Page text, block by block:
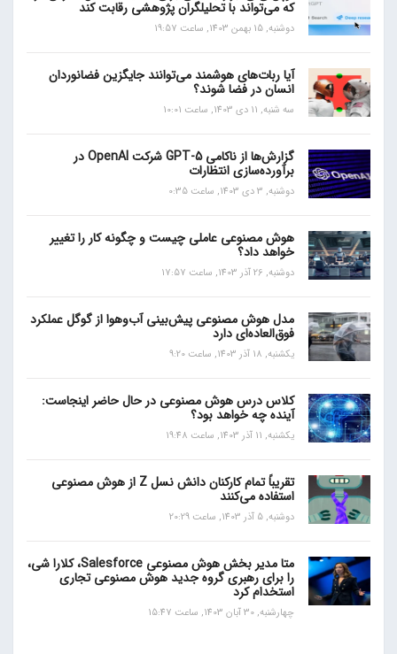
که می‌تواند با تحلیلگران پژوهشی رقابت کند
دوشنبه, 15 بهمن 1403, ساعت 19:57
آیا ربات‌های هوشمند می‌توانند جایگزین فضانوردان
انسان در فضا شوند؟
سه شنبه, 11 دی 1403, ساعت 10:01
گزارش‌ها از ناکامی GPT-5 شرکت OpenAI در
برآورده‌سازی انتظارات
دوشنبه, 3 دی 1403, ساعت 0:35
هوش مصنوعی عاملی چیست و چگونه کار را تغییر
خواهد داد؟
دوشنبه, 26 آذر 1403, ساعت 17:57
مدل هوش مصنوعی پیش‌بینی آب‌و‌هوا از گوگل عملکرد
فوق‌العاده‌ای دارد
یکشنبه, 18 آذر 1403, ساعت 9:20
کلاس درس هوش مصنوعی در حال حاضر اینجاست:
آینده چه خواهد بود؟
یکشنبه, 11 آذر 1403, ساعت 19:48
تقریباً تمام کارکنان دانش نسل Z از هوش مصنوعی
استفاده می‌کنند
دوشنبه, 5 آذر 1403, ساعت 20:29
متا مدیر بخش هوش مصنوعی Salesforce، کلارا شی،
را برای رهبری گروه جدید هوش مصنوعی تجاری
استخدام کرد
چهارشنبه, 30 آبان 1403, ساعت 15:47